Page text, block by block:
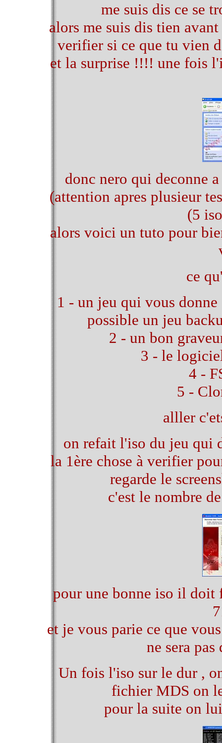
me suis dis ce se
alors me suis dis tien
verifier si ce que tu vien
et la surprise !!!! une fois
donc nero qui deconne
(attention apres plusieur
(5
alors voici un tuto pour
ce
1 - un jeu qui vous
possible un jeu
2 - un bon
3 - le
4 -
5 -
alller
on refait l'iso du jeu qui
la 1ère chose à verifier
regarde le
c'est le nombre
pour une bonne iso il doit
et je vous parie ce que
ne sera
Un fois l'iso sur le dur ,
fichier MDS on
pour la suite on